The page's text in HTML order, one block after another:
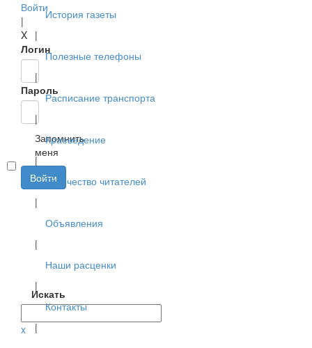
Войти
|
X
Логин
Пароль
Запомнить
меня
Войти
Искать
x
История газеты
|
Полезные телефоны
|
Расписание транспорта
|
Краеведение
|
Творчество читателей
|
Объявления
|
Наши расценки
|
Контакты
|